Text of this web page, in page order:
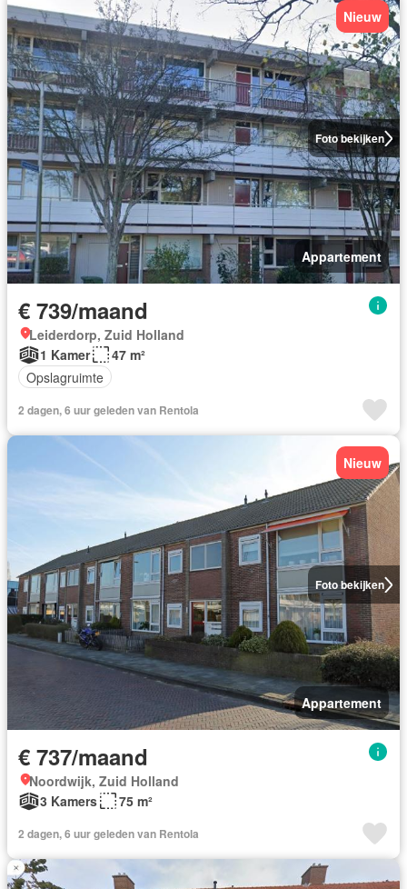
Foto bekijken
Nieuw
Appartement
€ 739/maand
Leiderdorp, Zuid Holland
1 Kamer
47 m²
Opslagruimte
2 dagen, 6 uur geleden van Rentola
Foto bekijken
Nieuw
Appartement
€ 737/maand
Noordwijk, Zuid Holland
3 Kamers
75 m²
2 dagen, 6 uur geleden van Rentola